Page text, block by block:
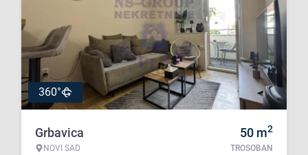
360°
Grbavica
NOVI SAD
50 m2
TROSOBAN